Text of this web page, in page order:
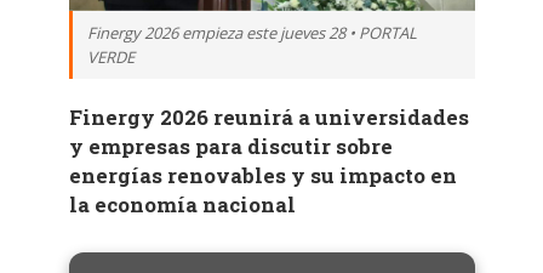
Finergy 2026 empieza este jueves 28 • PORTAL
VERDE
Finergy 2026 reunirá a universidades
y empresas para discutir sobre
energías renovables y su impacto en
la economía nacional